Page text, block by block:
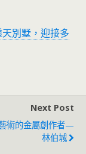
別墅，迎接多
Next Post
術的金屬創作者—
林伯城